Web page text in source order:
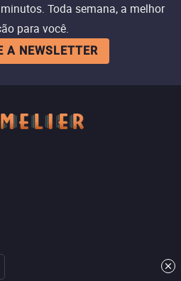
Toda semana, a melhor
para você.
A NEWSLETTER